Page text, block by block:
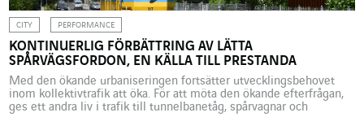
CITY PERFORMANCE
KONTINUERLIG FÖRBÄTTRING AV LÄTTA
SPÅRVÄGSFORDON, EN KÄLLA TILL PRESTANDA
Med den ökande urbaniseringen fortsätter utvecklingsbehovet
inom kollektivtrafik att öka. För att möta den ökande efterfrågan,
ges ett andra liv i trafik till tunnelbanetåg, spårvagnar och